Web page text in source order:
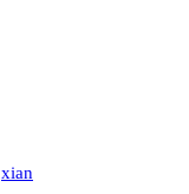
xian